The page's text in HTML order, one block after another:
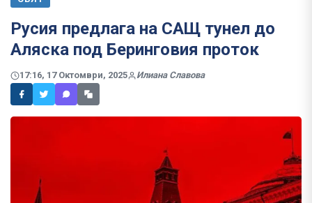
Русия предлага на САЩ тунел до
Аляска под Беринговия проток
17:16, 17 Октомври, 2025 Илиана Славова